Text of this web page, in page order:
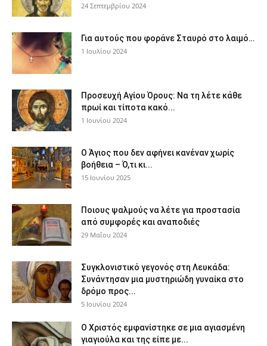
24 Σεπτεμβρίου 2024
Για αυτούς που φοράνε Σταυρό στο λαιμό…
1 Ιουλίου 2024
Προσευχή Αγίου Όρους: Να τη λέτε κάθε
πρωί και τίποτα κακό...
1 Ιουνίου 2024
Ο Άγιος που δεν αφήνει κανέναν χωρίς
βοήθεια – Ό,τι κι...
15 Ιουνίου 2025
Ποιους ψαλμούς να λέτε για προστασία
από συμφορές και αναποδιές
29 Μαΐου 2024
Συγκλονιστικό γεγονός στη Λευκάδα:
Συνάντησαν μια μυστηριώδη γυναίκα στο
δρόμο προς...
5 Ιουνίου 2024
Ο Χριστός εμφανίστηκε σε μια αγιασμένη
γιαγιούλα και της είπε με...